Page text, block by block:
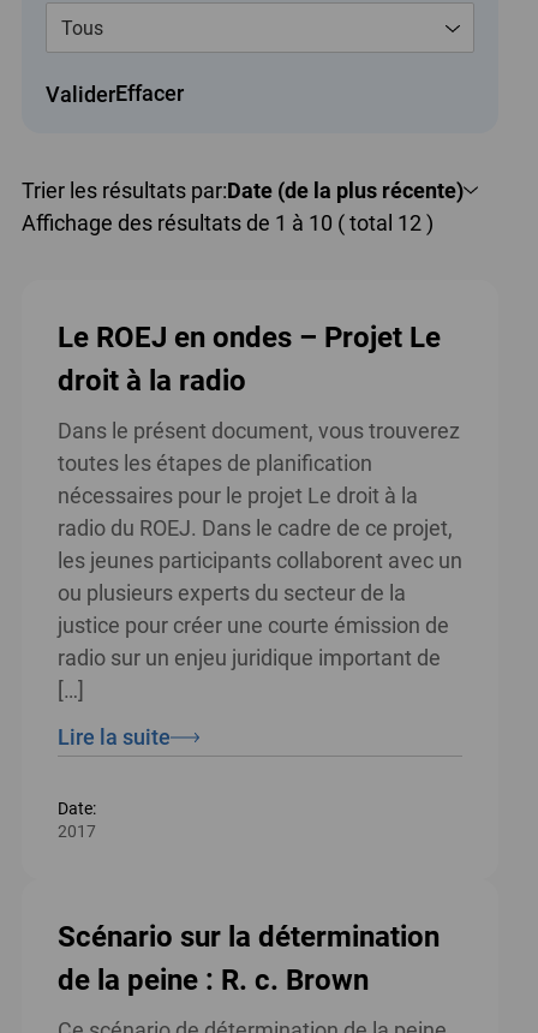
Tous
ValiderEffacer
Affichage des résultats de 1 à 10 ( total 12 )
Trier les résultats par:Date (de la plus récente)
Le ROEJ en ondes – Projet Le
droit à la radio
Dans le présent document, vous trouverez
toutes les étapes de planification
nécessaires pour le projet Le droit à la
radio du ROEJ. Dans le cadre de ce projet,
les jeunes participants collaborent avec un
ou plusieurs experts du secteur de la
justice pour créer une courte émission de
radio sur un enjeu juridique important de
[…]
Lire la suite
Date:
2017
Scénario sur la détermination
de la peine : R. c. Brown